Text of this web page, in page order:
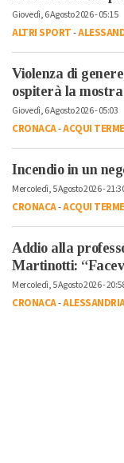
Giovedì, 6 Agosto 2026 - 05:15
ALTRI SPORT-
Violenza di
ospiterà la
Giovedì, 6 Agosto 2026 - 05:03
CRONACA-ACQUI TERME
Incendio in un
Mercoledì, 5 Agosto 2026 -
CRONACA-ACQUI TERME
Addio alla
Martinotti:
Mercoledì, 5 Agosto 2026 -
CRONACA-